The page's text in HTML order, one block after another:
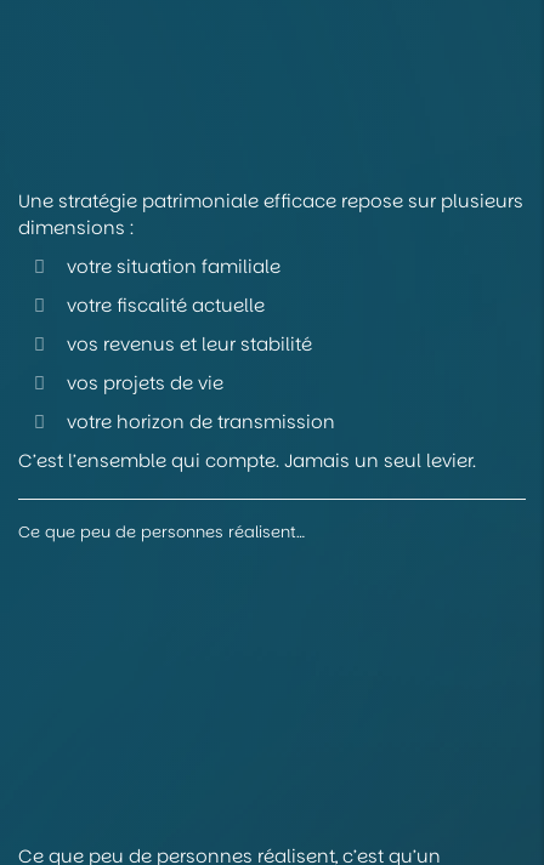
Une stratégie patrimoniale efficace repose sur plusieurs
dimensions :
votre situation familiale
votre fiscalité actuelle
vos revenus et leur stabilité
vos projets de vie
votre horizon de transmission
C’est l’ensemble qui compte. Jamais un seul levier.
Ce que peu de personnes réalisent…
Ce que peu de personnes réalisent, c’est qu’un